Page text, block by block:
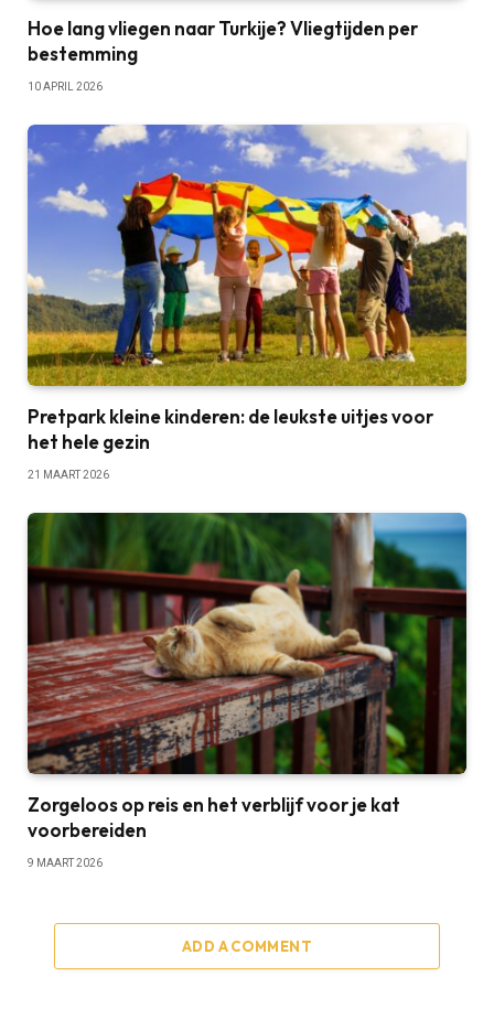
Hoe lang vliegen naar Turkije? Vliegtijden per
bestemming
10 APRIL 2026
Pretpark kleine kinderen: de leukste uitjes voor
het hele gezin
21 MAART 2026
Zorgeloos op reis en het verblijf voor je kat
voorbereiden
9 MAART 2026
ADD A COMMENT